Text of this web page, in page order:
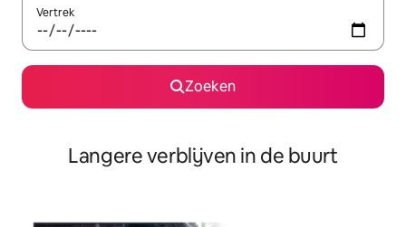
Vertrek
Zoeken
Langere verblijven in de buurt